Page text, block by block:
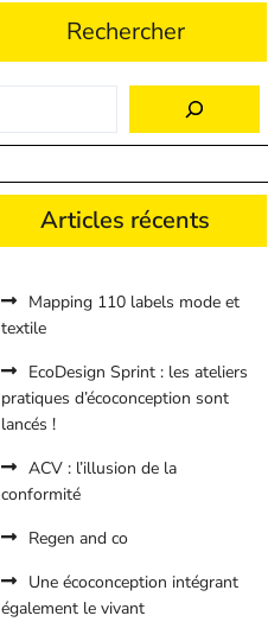
Rechercher
Articles récents
Mapping 110 labels mode et
textile
EcoDesign Sprint : les ateliers
pratiques d’écoconception sont
lancés !
ACV : l’illusion de la
conformité
Regen and co
Une écoconception intégrant
également le vivant